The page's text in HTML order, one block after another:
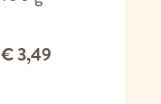
€ 3,49